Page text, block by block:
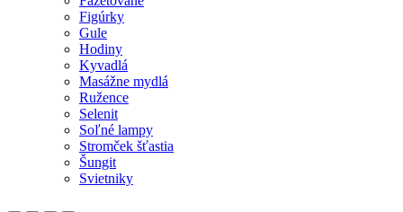
Figúrky
Gule
Hodiny
Kyvadlá
Masážne mydlá
Ružence
Selenit
Soľné lampy
Stromček šťastia
Šungit
Svietniky